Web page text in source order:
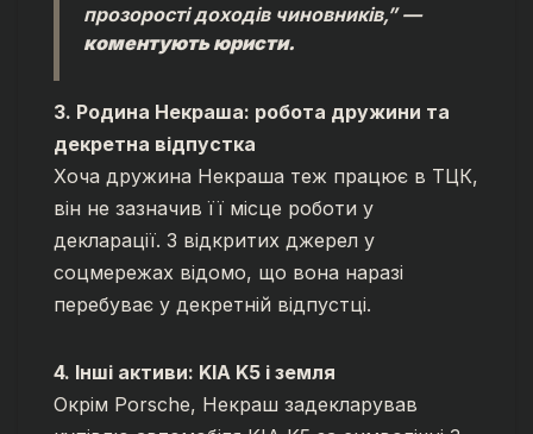
прозорості доходів чиновників,”—
коментують юристи.
3. Родина Некраша: робота дружини та
декретна відпустка
Хоча дружина Некраша теж працює в ТЦК,
він не зазначив її місце роботи у
декларації. З відкритих джерел у
соцмережах відомо, що вона наразі
перебуває у декретній відпустці.
4. Інші активи: KIA K5 і земля
Окрім Porsche, Некраш задекларував